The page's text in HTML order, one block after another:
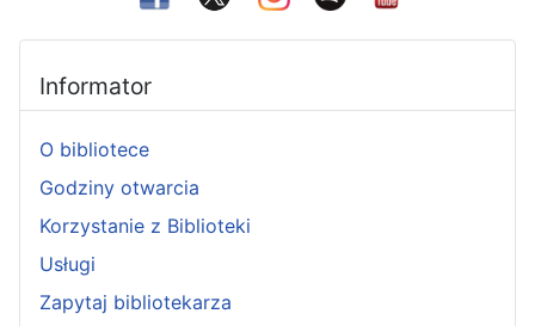
Informator
O bibliotece
Godziny otwarcia
Korzystanie z Biblioteki
Usługi
Zapytaj bibliotekarza